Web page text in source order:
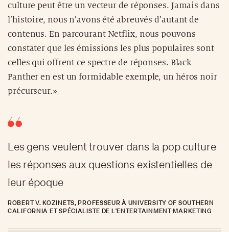
culture peut être un vecteur de réponses. Jamais dans
l’histoire, nous n’avons été abreuvés d’autant de
contenus. En parcourant Netflix, nous pouvons
constater que les émissions les plus populaires sont
celles qui offrent ce spectre de réponses. Black
Panther en est un formidable exemple, un héros noir
précurseur.»
Les gens veulent trouver dans la pop culture
les réponses aux questions existentielles de
leur époque
ROBERT V. KOZINETS, PROFESSEUR À UNIVERSITY OF SOUTHERN
CALIFORNIA ET SPÉCIALISTE DE L'ENTERTAINMENT MARKETING